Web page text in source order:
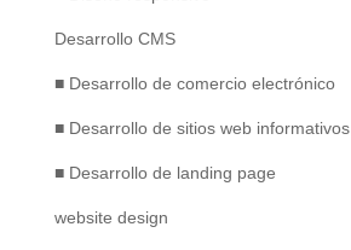
Desarrollo CMS
■ Desarrollo de comercio electrónico
■ Desarrollo de sitios web informativos
■ Desarrollo de landing page
website design